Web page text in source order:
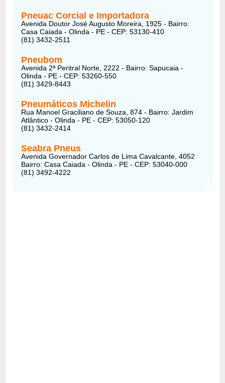
Pneuac Corcial e Importadora
Avenida Doutor José Augusto Moreira, 1925 - Bairro:
Casa Caiada - Olinda - PE - CEP: 53130-410
(81) 3432-2511
Pneubom
Avenida 2ª Peritral Norte, 2222 - Bairro: Sapucaia -
Olinda - PE - CEP: 53260-550
(81) 3429-8443
Pneumáticos Michelin
Rua Manoel Graciliano de Souza, 874 - Bairro: Jardim
Atlântico - Olinda - PE - CEP: 53050-120
(81) 3432-2414
Seabra Pneus
Avenida Governador Carlos de Lima Cavalcante, 4052
Bairro: Casa Caiada - Olinda - PE - CEP: 53040-000
(81) 3492-4222